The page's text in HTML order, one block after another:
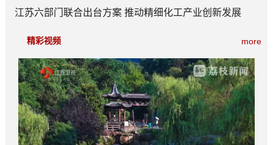
江苏六部门联合出台方案 推动精细化工产业创新发展
more
精彩视频